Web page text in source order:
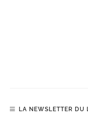
LA NEWSLETTER DU